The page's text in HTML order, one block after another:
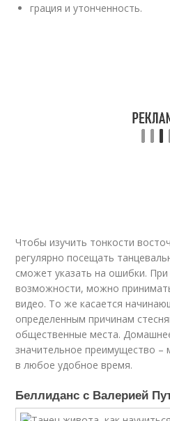
грация и утонченность.
Чтобы изучить тонкости
регулярно посещать
сможет указать на ошибки.
возможности, можно
видео. То же касается
определенным причинам
общественные места.
значительное преимущество –
в любое удобное время.
Беллиданс с Валерией